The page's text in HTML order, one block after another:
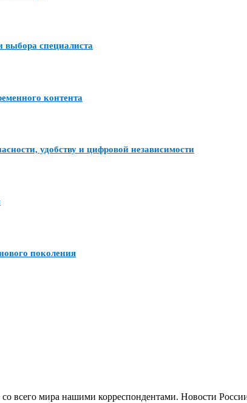
выбора специалиста
контента
удобству и цифровой независимости
поколения
всего мира нашими корреспондентами. Новости